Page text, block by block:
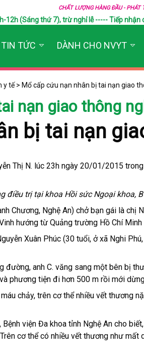
CHẤT LƯỢNG HÀNG ĐẦU - PHÁT
12h (Sáng thứ 7), trừ nghỉ lễ ----- Tiếp nhận
TIN TỨC DÀNH CHO NVYT
y tế> Mổ cấp cứu nạn nhân bị tai nạn giao
nạn giao thông
bị tai nạn
Thị N. lúc 23h ngày 20/01/2015
điều trị tại khoa Hồi sức Ngoại khoa,
Chương, Nghệ An) chở bạn gái là chị
hướng từ Quảng trường Hồ Chí Minh
Xuân Phúc (30 tuổi, ở xã Nghi
anh C. văng sang một bên bị
phương tiện đi hơn 500 m rồi mới
chảy, trên cơ thể nhiều vết thương
viện Đa khoa tỉnh Nghệ An cho
cơ thể có nhiều vết thương như